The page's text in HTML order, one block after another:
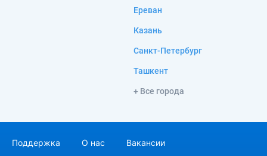
Ереван
Казань
Санкт-Петербург
Ташкент
+ Все города
Поддержка О нас Вакансии